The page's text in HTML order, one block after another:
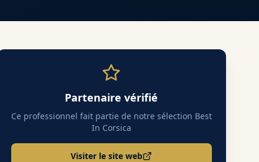
Partenaire vérifié
Ce professionnel fait partie de notre sélection Best
In Corsica
Visiter le site web